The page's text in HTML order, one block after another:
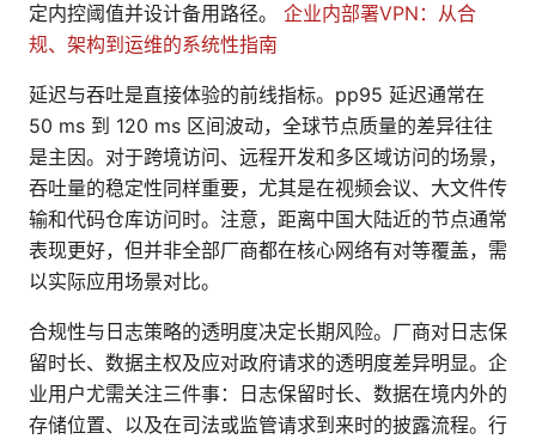
定内控阈值并设计备用路径。 企业内部署VPN：从合
规、架构到运维的系统性指南
延迟与吞吐是直接体验的前线指标。pp95 延迟通常在
50 ms 到 120 ms 区间波动，全球节点质量的差异往往
是主因。对于跨境访问、远程开发和多区域访问的场景，
吞吐量的稳定性同样重要，尤其是在视频会议、大文件传
输和代码仓库访问时。注意，距离中国大陆近的节点通常
表现更好，但并非全部厂商都在核心网络有对等覆盖，需
以实际应用场景对比。
合规性与日志策略的透明度决定长期风险。厂商对日志保
留时长、数据主权及应对政府请求的透明度差异明显。企
业用户尤需关注三件事：日志保留时长、数据在境内外的
存储位置、以及在司法或监管请求到来时的披露流程。行